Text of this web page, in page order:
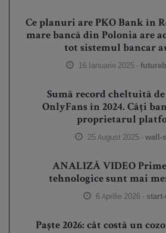
Ce planuri are PKO Bank în
mare bancă din Polonia are
tot sistemul bancar
16 Ianuarie 2025 -
Sumă record cheltuită
OnlyFans în 2024. Câți
proprietarul
25 August 2025 -wall-
ANALIZĂ VIDEO
tehnologice sunt mai
6 Aprilie 2026 -
Paște 2026: cât costă un